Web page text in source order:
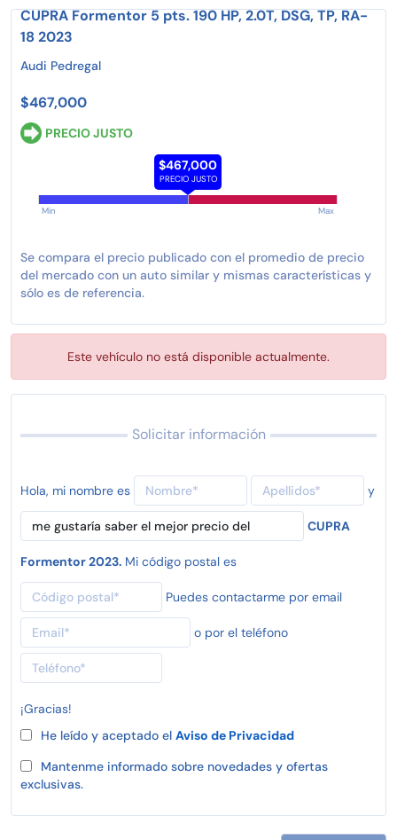
CUPRA Formentor 5 pts. 190 HP, 2.0T, DSG, TP, RA-
18 2023
Audi Pedregal
$467,000
PRECIO JUSTO
$467,000
PRECIO JUSTO
Min Max
Se compara el precio publicado con el promedio de precio
del mercado con un auto similar y mismas características y
sólo es de referencia.
Este vehículo no está disponible actualmente.
Solicitar información
Hola, mi nombre es y
CUPRA
Formentor 2023. Mi código postal es
Puedes contactarme por email
o por el teléfono
¡Gracias!
He leído y aceptado el Aviso de Privacidad
Mantenme informado sobre novedades y ofertas
exclusivas.